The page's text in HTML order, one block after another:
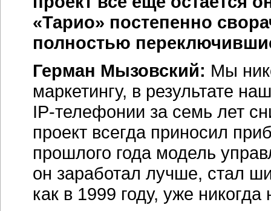
«Тарио» постепенно
полностью
Герман Мызовский: Мы
маркетингу, в результате
IP-телефонии за семь лет
проект всегда приносил
прошлого года модель
он заработал лучше, стал
как в 1999 году, уже никогда